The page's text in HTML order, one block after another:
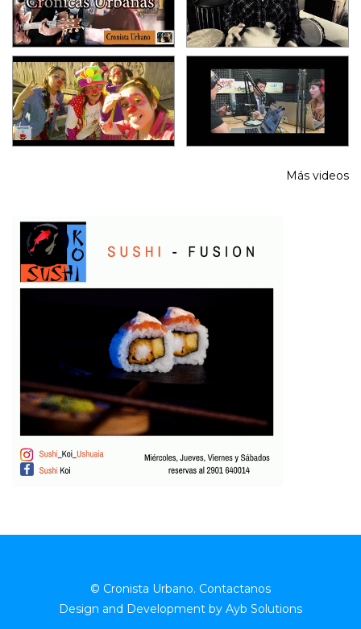
Más videos
© Cronista Urbano. Contactanos
Design and Development by Ayb Solutions